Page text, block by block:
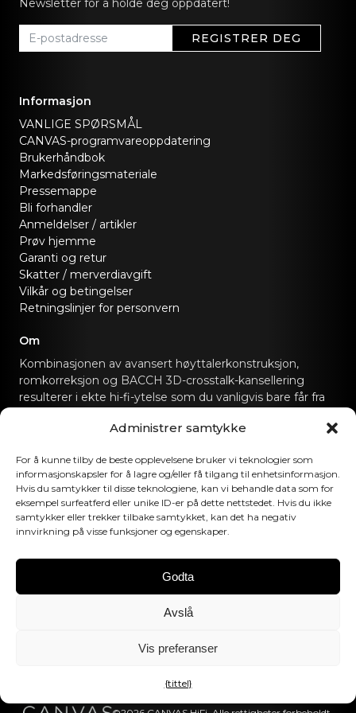
Administrer samtykke
For å kunne tilby de beste opplevelsene bruker vi teknologier som
informasjonskapsler for å lagre og/eller få tilgang til enhetsinformasjon.
Hvis du samtykker til disse teknologiene, kan vi behandle data som for
eksempel surfeatferd eller unike ID-er på dette nettstedet. Hvis du ikke
samtykker eller trekker tilbake samtykket, kan det ha negativ
innvirkning på visse funksjoner og egenskaper.
Godta
Avslå
Vis preferanser
{tittel}
Newsletter for å holde deg oppdatert!
REGISTRER DEG
Informasjon
VANLIGE SPØRSMÅL
CANVAS-programvareoppdatering
Brukerhåndbok
Markedsføringsmateriale
Pressemappe
Bli forhandler
Anmeldelser / artikler
Prøv hjemme
Garanti og retur
Skatter / merverdiavgift
Vilkår og betingelser
Retningslinjer for personvern
Om
Kombinasjonen av avansert høyttalerkonstruksjon,
romkorreksjon og BACCH 3D-crosstalk-kansellering
resulterer i ekte hi-fi-ytelse som du vanligvis bare får fra
hello@canvashifi.com Ring +45 29 75 00 45
CANVAS HiFi ApS
Flade Engvej 4
MVA-nummer:DK43519425